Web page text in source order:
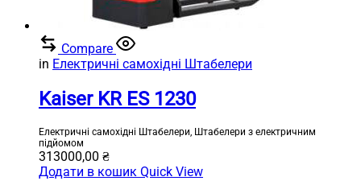
Compare
in Електричні самохідні Штабелери
Kaiser KR ES 1230
Електричні самохідні Штабелери, Штабелери з електричним
підйомом
313000,00 ₴
Додати в кошик Quick View